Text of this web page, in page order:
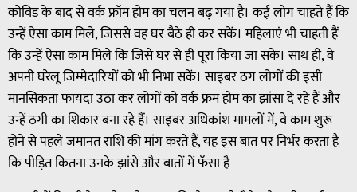
कोविड के बाद से वर्क फ्रॉम होम का चलन बढ़ गया है। कई लोग चाहते हैं कि
उन्हें ऐसा काम मिले, जिससे वह घर बैठे ही कर सकें। महिलाएं भी चाहती हैं
कि उन्हें ऐसा काम मिले कि जिसे घर से ही पूरा किया जा सके। साथ ही, वे
अपनी घरेलू जिम्मेदारियों को भी निभा सकें। साइबर ठग लोगों की इसी
मानसिकता फायदा उठा कर लोगों को वर्क फ्रम होम का झांसा दे रहे हैं और
उन्हें ठगी का शिकार बना रहे हैं। साइबर अधिकांश मामलों में, वे काम शुरू
होने से पहले जमानत राशि की मांग करते हैं, यह इस बात पर निर्भर करता है
कि पीड़ित कितना उनके झांसे और बातों में फँसा है